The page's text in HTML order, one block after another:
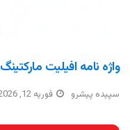
واژه نامه افیلیت مارکتینگ
سپیده پیشرو فوریه 12, 2026